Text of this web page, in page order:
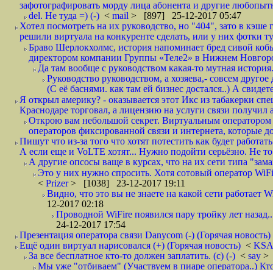
зафотографировать морду лица абонента и другие
del. Не туда =) (-) < mail > [897] 25-12-2017 05:47
Хотел посмотреть на их руководство, но "404", зато в
решили виртуала на конкуренте сделать, или у них фотки
Браво Шерлокхолмс, история напоминает бред сивой
директором компании Группы «Теле2» в Нижнем
Да там вообще с руководством какая-то мутная
Руководство руководством, а хозяева,- совсем
(С её баснями. как там ей бизнес достался..) А
Я открыл америку? - оказывается этот Икс из табакерки
Краснодаре торговал, а лицензию на услуги связи получил
Открою вам небольшой секрет. Виртуальным оператором
операторов фиксированной связи и интернета, которые
Пишут что из-за того что хотят потестить как будет
А если еще и VoLTE хотят... Нужно подойти серьёзно. Не
А другие опсосы ваще в курсах, что на их сети типа
Это у них нужно спросить. Хотя сотовый оператор
< Prizer> [1038] 23-12-2017 19:11
Видно, что это вы не знаете на какой сети
12-2017 02:18
Проводной WiFire появился пару тройку лет
24-12-2017 17:54
Презентация оператора связи Danycom (-) (Горячая новость)
Ещё один виртуал нарисовался (+) (Горячая новость) <
За все бесплатное кто-то должен заплатить. (с) (-) < say >
Мы уже "отбиваем" (Участвуем в пиаре оператора..)